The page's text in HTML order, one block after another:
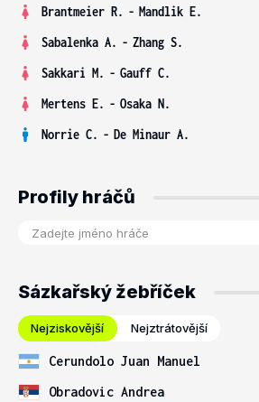
Brantmeier R. - Mandlik E.
Sabalenka A. - Zhang S.
Sakkari M. - Gauff C.
Mertens E. - Osaka N.
Norrie C. - De Minaur A.
Profily hráčů
Sázkařský žebříček
Nejziskovější Nejztrátovější
Cerundolo Juan Manuel
Obradovic Andrea